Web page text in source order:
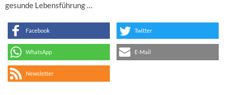
gesunde Lebensführung …
Facebook Twitter
WhatsApp E-Mail
Newsletter